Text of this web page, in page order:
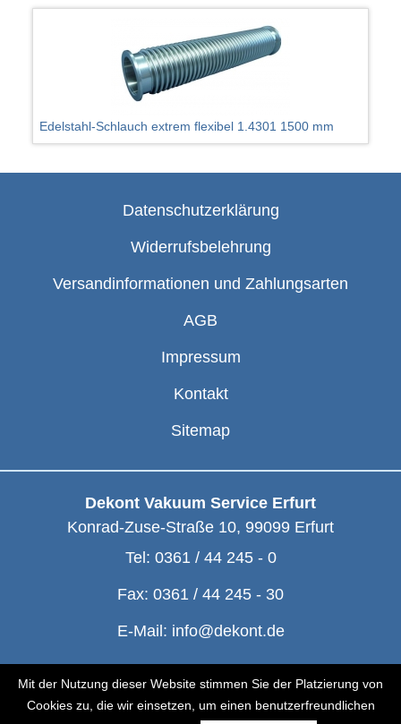
Mit der Nutzung dieser Website stimmen Sie der Platzierung von
Cookies zu, die wir einsetzen, um einen benutzerfreundlichen
Edelstahl-Schlauch extrem flexibel 1.4301 1500 mm
Datenschutzerklärung
Widerrufsbelehrung
Versandinformationen und Zahlungsarten
AGB
Impressum
Kontakt
Sitemap
Dekont Vakuum Service Erfurt
Konrad-Zuse-Straße 10, 99099 Erfurt
Tel: 0361 / 44 245 - 0
Fax: 0361 / 44 245 - 30
E-Mail: info@dekont.de
© Dekont 1991 - 2026